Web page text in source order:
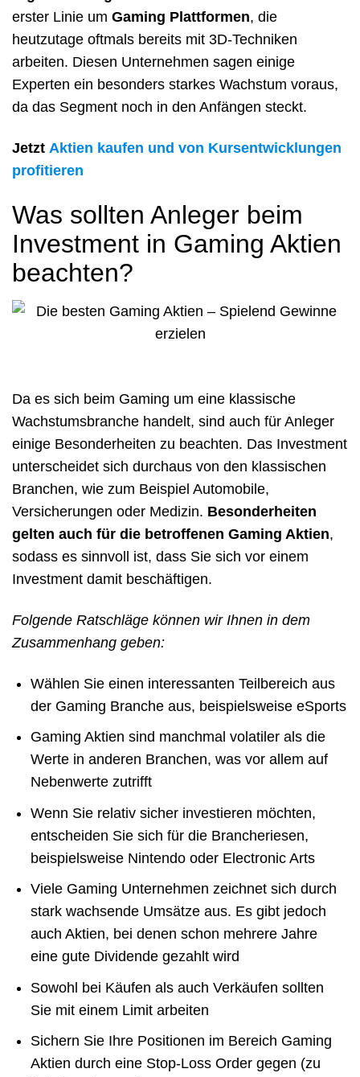
erster Linie um Gaming Plattformen, die
heutzutage oftmals bereits mit 3D-Techniken
arbeiten. Diesen Unternehmen sagen einige
Experten ein besonders starkes Wachstum voraus,
da das Segment noch in den Anfängen steckt.
Jetzt Aktien kaufen und von Kursentwicklungen
profitieren
Was sollten Anleger beim
Investment in Gaming Aktien
beachten?
Da es sich beim Gaming um eine klassische
Wachstumsbranche handelt, sind auch für Anleger
einige Besonderheiten zu beachten. Das Investment
unterscheidet sich durchaus von den klassischen
Branchen, wie zum Beispiel Automobile,
Versicherungen oder Medizin. Besonderheiten
gelten auch für die betroffenen Gaming Aktien,
sodass es sinnvoll ist, dass Sie sich vor einem
Investment damit beschäftigen.
Folgende Ratschläge können wir Ihnen in dem
Zusammenhang geben:
Wählen Sie einen interessanten Teilbereich aus
der Gaming Branche aus, beispielsweise eSports
Gaming Aktien sind manchmal volatiler als die
Werte in anderen Branchen, was vor allem auf
Nebenwerte zutrifft
Wenn Sie relativ sicher investieren möchten,
entscheiden Sie sich für die Brancheriesen,
beispielsweise Nintendo oder Electronic Arts
Viele Gaming Unternehmen zeichnet sich durch
stark wachsende Umsätze aus. Es gibt jedoch
auch Aktien, bei denen schon mehrere Jahre
eine gute Dividende gezahlt wird
Sowohl bei Käufen als auch Verkäufen sollten
Sie mit einem Limit arbeiten
Sichern Sie Ihre Positionen im Bereich Gaming
Aktien durch eine Stop-Loss Order gegen (zu